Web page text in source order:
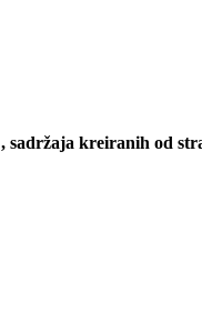
kreiranih od